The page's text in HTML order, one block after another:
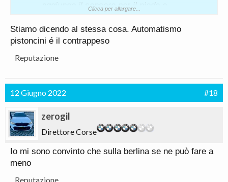
aggiunge il sensore per il piede e
probabilmente l’apertura è data dai sempre
pistoncini.
Con apertura comfort bagagliaio il sistema è
relativi pulsanti.
Questo spiegherebbe il prezzo dell’optional.
Clicca per allargare...
Stiamo dicendo al stessa cosa. Automatismo
pistoncini é il contrappeso
Reputazione
12 Giugno 2022 #18
zerogil
Direttore Corse
Io mi sono convinto che sulla berlina se ne può fare a
meno
Reputazione